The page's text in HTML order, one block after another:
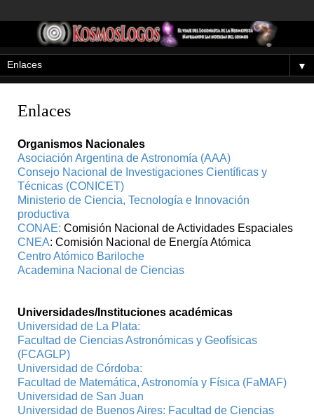
▼
Enlaces
Organismos Nacionales
Asociación Argentina de Astronomía (AAA)
Consejo Nacional de Investigaciones Científicas y
Técnicas (CONICET)
Ministerio de Ciencia, Tecnología e Innovación
productiva
CONAE: Comisión Nacional de Actividades Espaciales
CNEA: Comisión Nacional de Energía Atómica
Centro Atómico Bariloche
Academina Nacional de Ciencias
Universidades/Instituciones académicas
Universidad de La Plata:
Facultad de Ciencias Astronómicas y Geofísicas
(FCAGLP)
Universidad de Córdoba:
Facultad de Matemática, Astronomía y Física (FaMAF)
Universidad de San Juan
Universidad de Buenos Aires: Facultad de Ciencias